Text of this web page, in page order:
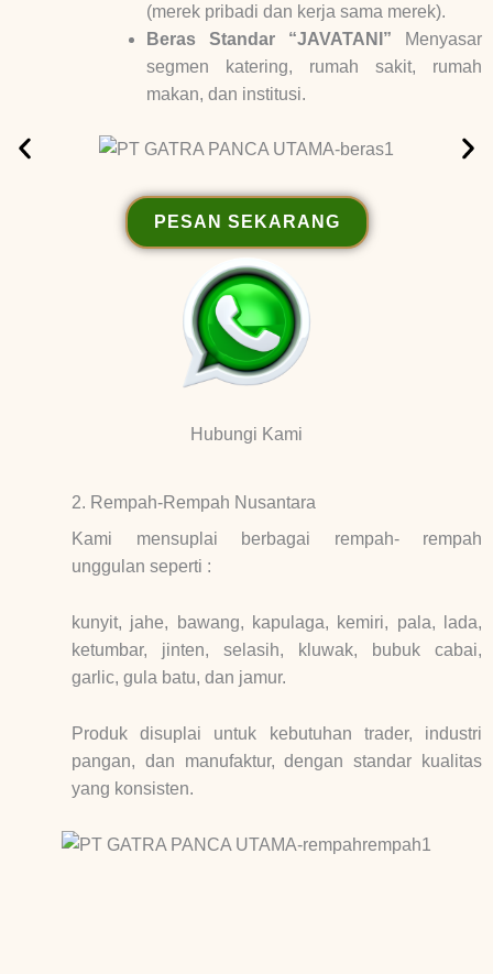
(merek pribadi dan kerja sama merek).
Beras Standar “JAVATANI”
Menyasar
segmen katering, rumah sakit, rumah
makan, dan institusi.
PESAN SEKARANG
Hubungi Kami
2. Rempah-Rempah Nusantara
Kami mensuplai berbagai rempah- rempah
unggulan seperti :
kunyit, jahe, bawang, kapulaga, kemiri, pala, lada,
ketumbar, jinten, selasih, kluwak, bubuk cabai,
garlic, gula batu, dan jamur.
Produk disuplai untuk kebutuhan trader, industri
pangan, dan manufaktur, dengan standar kualitas
yang konsisten.